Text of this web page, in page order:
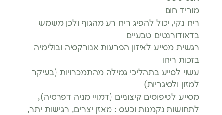
מוריד חום
ריח נקי, יכול להפיג ריח רע מהגוף ולכן משמש
בדאודורנטים טבעיים
רגשית מסייע לאיזון הפרעות אנורקסיה ובולימיה
בזכות ריחו
עשוי לסייע בתהליכי גמילה מהתמכרויות (בעיקר
למזון ולסיגריות)
מסייע לטיפוסים קיצוניים (דמויי מניה דפרסיה),
לתחושות נקמנות וכעס : מאזן יצרים, רגישות יתר,